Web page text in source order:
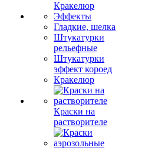
Кракелюр
Эффекты
Гладкие, шелка
Штукатурки
рельефные
Штукатурки
эффект короед
Кракелюр
Краски на
растворителе